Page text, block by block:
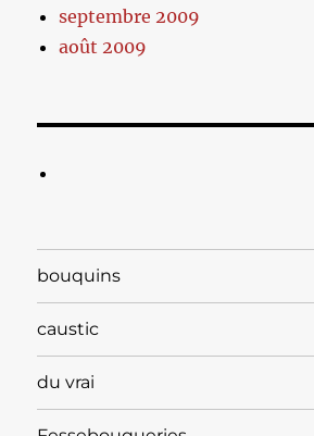
septembre 2009
août 2009
bouquins
caustic
du vrai